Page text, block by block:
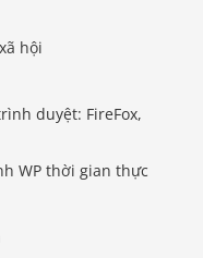
hội
duyệt: FireFox,
WP thời gian thực